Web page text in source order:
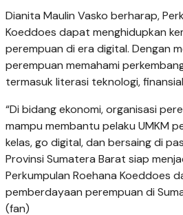
Dianita Maulin Vasko berharap,
Koeddoes dapat menghidupkan
perempuan di era digital. Dengan
perempuan memahami
termasuk literasi teknologi,
“Di bidang ekonomi, organisasi
mampu membantu pelaku UMKM
kelas, go digital, dan bersaing di
Provinsi Sumatera Barat siap
Perkumpulan Roehana Koeddoes
pemberdayaan perempuan di
(fan)